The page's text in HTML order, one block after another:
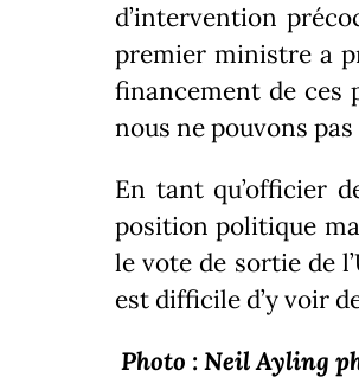
d’intervention
premier ministre a
financement de ces
nous ne pouvons
En tant qu’officier
position politique
le vote de sortie de
est difficile d’y voir
Photo :Neil Ayling